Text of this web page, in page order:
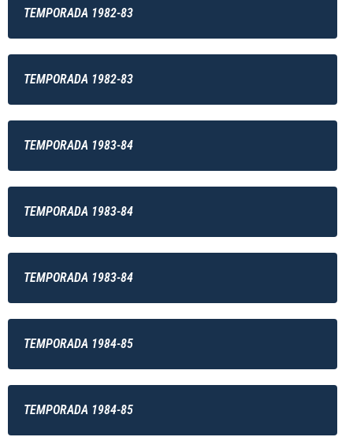
TEMPORADA 1982-83
TEMPORADA 1982-83
TEMPORADA 1983-84
TEMPORADA 1983-84
TEMPORADA 1983-84
TEMPORADA 1984-85
TEMPORADA 1984-85